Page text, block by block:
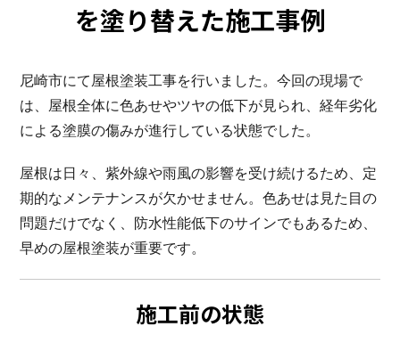
を塗り替えた施工事例
尼崎市にて屋根塗装工事を行いました。今回の現場で
は、屋根全体に色あせやツヤの低下が見られ、経年劣化
による塗膜の傷みが進行している状態でした。
屋根は日々、紫外線や雨風の影響を受け続けるため、定
期的なメンテナンスが欠かせません。色あせは見た目の
問題だけでなく、防水性能低下のサインでもあるため、
早めの屋根塗装が重要です。
施工前の状態